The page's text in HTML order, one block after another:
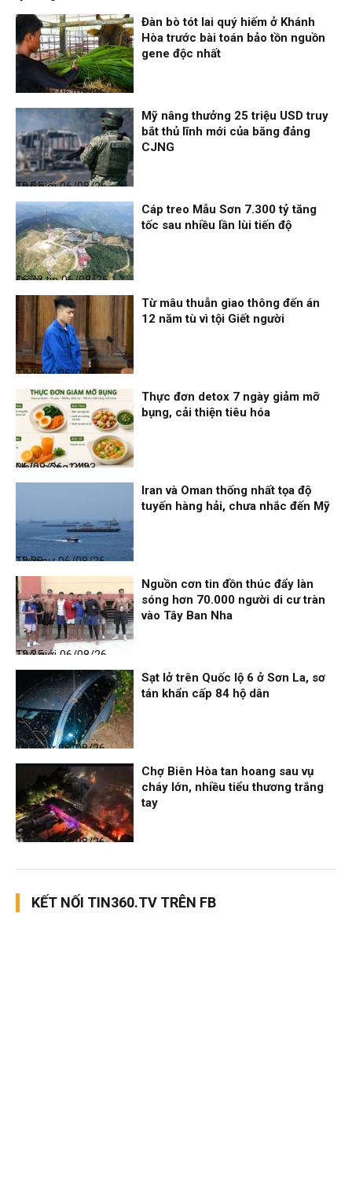
Thời sự
06/08/26, 19:09
Đàn bò tót lai quý hiếm ở Khánh
Hòa trước bài toán bảo tồn nguồn
gene độc nhất
Thế giới
06/08/26, 19:05
Mỹ nâng thưởng 25 triệu USD truy
bắt thủ lĩnh mới của băng đảng
CJNG
Điểm tin
06/08/26, 16:23
Cáp treo Mẫu Sơn 7.300 tỷ tăng
tốc sau nhiều lần lùi tiến độ
Thời sự
06/08/26, 14:28
Từ mâu thuẫn giao thông đến án
12 năm tù vì tội Giết người
Nhịp sống 24h
06/08/26, 14:23
Thực đơn detox 7 ngày giảm mỡ
bụng, cải thiện tiêu hóa
Thời sự
06/08/26, 12:38
Iran và Oman thống nhất tọa độ
tuyến hàng hải, chưa nhắc đến Mỹ
Thế giới
06/08/26, 12:35
Nguồn cơn tin đồn thúc đẩy làn
sóng hơn 70.000 người di cư tràn
vào Tây Ban Nha
Thời sự
06/08/26, 12:33
Sạt lở trên Quốc lộ 6 ở Sơn La, sơ
tán khẩn cấp 84 hộ dân
Thời sự
06/08/26, 12:30
Chợ Biên Hòa tan hoang sau vụ
cháy lớn, nhiều tiểu thương trắng
tay
KẾT NỐI TIN360.TV TRÊN FB